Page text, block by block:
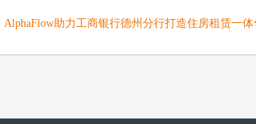
AlphaFlow助力工商银行德州分行打造住房租赁一体